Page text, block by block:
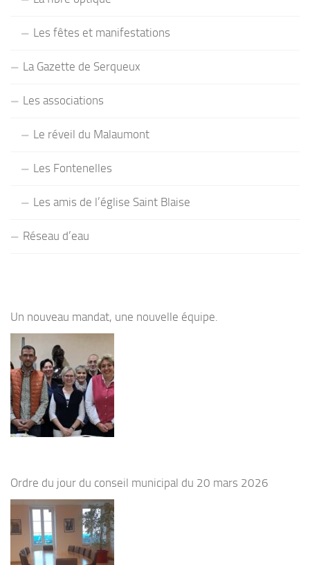
Les fêtes et manifestations
La Gazette de Serqueux
Les associations
Le réveil du Malaumont
Les Fontenelles
Les amis de l’église Saint Blaise
Réseau d’eau
Un nouveau mandat, une nouvelle équipe.
Ordre du jour du conseil municipal du 20 mars 2026